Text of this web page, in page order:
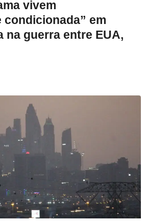
vivem
condicionada” em
na guerra entre EUA,